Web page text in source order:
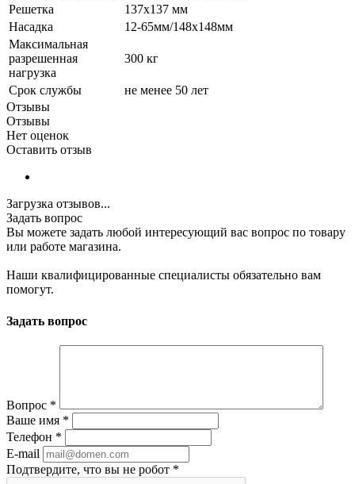
Решетка
137x137 мм
Насадка
12-65мм/148x148мм
Максимальная
разрешенная
нагрузка
300 кг
Срок службы
не менее 50 лет
Отзывы
Отзывы
Нет оценок
Оставить отзыв
Загрузка отзывов...
Задать вопрос
Вы можете задать любой интересующий вас вопрос по товару
или работе магазина.
Наши квалифицированные специалисты обязательно вам
помогут.
Задать вопрос
Вопрос *
Ваше имя *
Телефон *
E-mail
Подтвердите, что вы не робот *